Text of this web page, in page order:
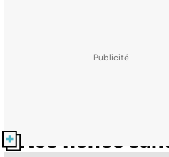
Nos fiches